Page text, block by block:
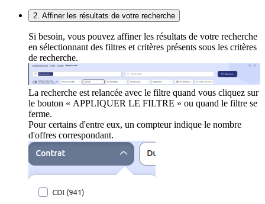
2. Affiner les résultats de votre recherche
Si besoin, vous pouvez affiner les résultats de votre recherche
en sélectionnant des filtres et critères présents sous les critères
de recherche.
La recherche est relancée avec le filtre quand vous cliquez sur
le bouton « APPLIQUER LE FILTRE » ou quand le filtre se
ferme.
Pour certains d'entre eux, un compteur indique le nombre
d'offres correspondant.